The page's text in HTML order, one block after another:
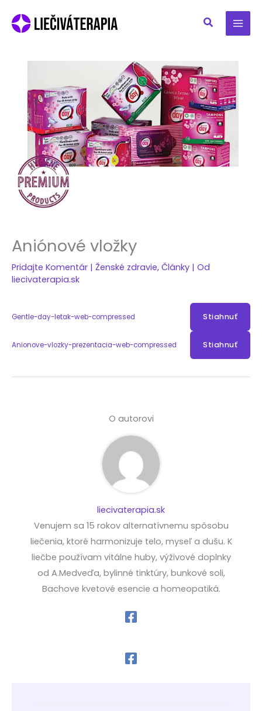
Aniónové vložky
Pridajte Komentár | Ženské zdravie, Články | Od
liecivaterapia.sk
Gentle-day-letak-web-compressed Stiahnuť
Anionove-vlozky-prezentacia-web-compressed Stiahnuť
O autorovi
liecivaterapia.sk
Venujem sa 15 rokov alternatívnemu spôsobu
liečenia, ktoré harmonizuje telo, myseľ a dušu. K
liečbe používam vitálne huby, výživové doplnky
od A.Medveďa, bylinné tinktúry, bunkové soli,
Bachove kvetové esencie a homeopatiká.